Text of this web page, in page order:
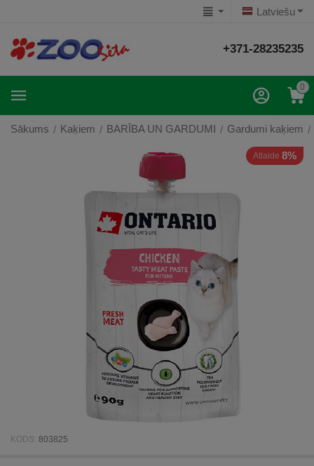
Latviešu
+371-28235235
0
Sākums / Kaķiem / BARĪBA UN GARDUMI / Gardumi kaķiem /
Atlaide 8%
KODS: 803825